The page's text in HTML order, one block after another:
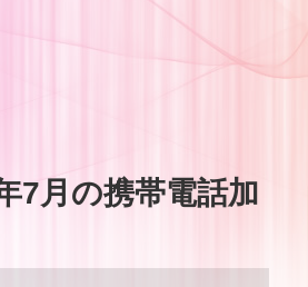
7月の携帯電話加